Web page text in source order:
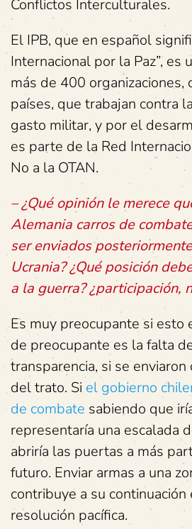
Conflictos Interculturales.
El IPB, que en español
Internacional por la Paz”, es
más de 400 organizaciones,
países, que trabajan contra
gasto militar, y por el
es parte de la Red
No a la OTAN.
– ¿Qué opinión le merece
Alemania carros de
ser enviados
Ucrania? ¿Qué posición
a la guerra? ¿participación,
Es muy preocupante si esto
de preocupante es la falta
transparencia, si se
del trato. Si el gobierno
de combate sabiendo que
representaría una escalada
abriría las puertas a más
futuro. Enviar armas a una
contribuye a su continuación
resolución pacífica.